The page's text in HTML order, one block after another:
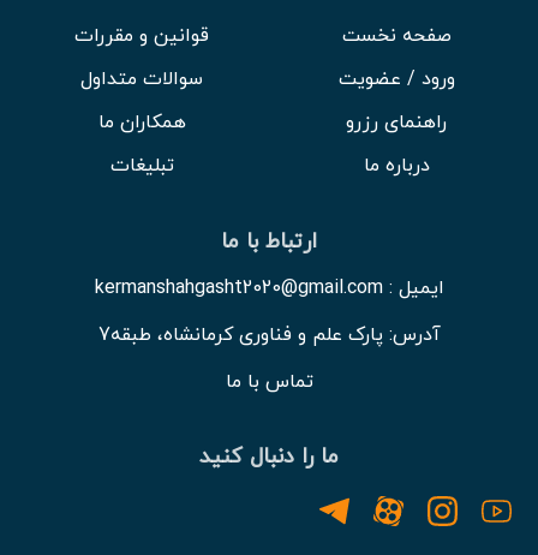
صفحه نخست
ورود / عضویت
راهنمای رزرو
درباره ما
قوانین و مقررات
سوالات متداول
همکاران ما
تبلیغات
ارتباط با ما
ایمیل : kermanshahgasht2020@gmail.com
آدرس: پارک علم و فناوری کرمانشاه، طبقه7
تماس با ما
ما را دنبال کنید